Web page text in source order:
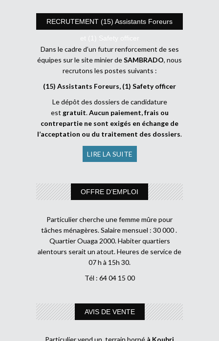
RECRUTEMENT (15) Assistants Foreurs
et (1) Safety officer
Dans le cadre d’un futur renforcement de ses
équipes sur le site minier deSAMBRADO, nous
recrutons les postes suivants :
(15) Assistants Foreurs, (1) Safety officer
Le dépôt des dossiers de candidature
est gratuit.Aucun paiement, frais ou
contrepartie ne sont exigés en échange de
l’acceptation ou du traitement des dossiers.
LIRE LA SUITE
OFFRE D’EMPLOI
Particulier cherche une femme mûre pour
tâches ménagères. Salaire mensuel : 30 000 .
Quartier Ouaga 2000. Habiter quartiers
alentours serait un atout. Heures de service de
07 h à 15h 30.
Tél : 64 04 15 00
AVIS DE VENTE
Particulier vend un terrain borné à Koubri